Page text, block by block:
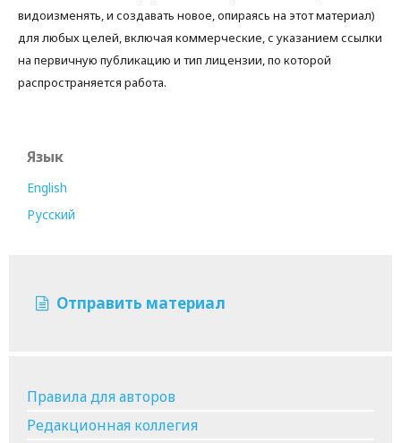
видоизменять, и создавать новое, опираясь на этот материал)
для любых целей, включая коммерческие, с указанием ссылки
на первичную публикацию и тип лицензии, по которой
распространяется работа.
Язык
English
Русский
Отправить материал
Правила для авторов
Редакционная коллегия